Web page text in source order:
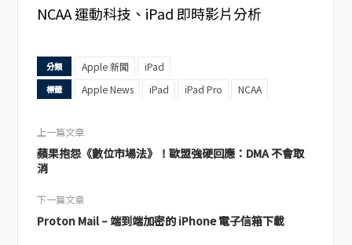
NCAA 運動科技、iPad 即時影片分析
分類 Apple 新聞 iPad
標籤 Apple News iPad iPad Pro NCAA
上一篇文章
蘋果抱怨《數位市場法》！歐盟強硬回應：DMA 不會取
消
下一篇文章
Proton Mail – 端到端加密的 iPhone 電子信箱下載